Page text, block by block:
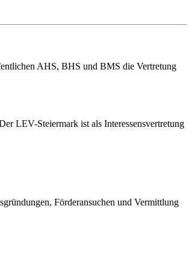
AHS, BHS und BMS die Vertretung
LEV-Steiermark ist als Interessensvertretung
Förderansuchen und Vermittlung